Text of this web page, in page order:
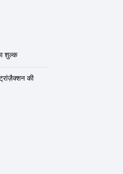
शुल्क
की